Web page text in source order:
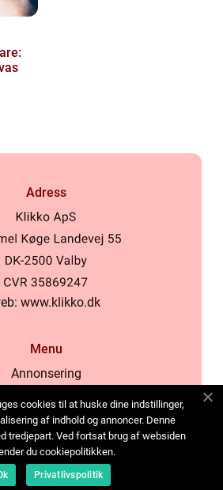
Adress
www.klikko.dk
Menu
Annonsering
Cookies
Kontakta oss
Sitemap
cookies til at huske dine indstillinger,
af indhold og annoncer. Denne
tredjepart. Ved fortsat brug af websiden
du cookiepolitikken.
Privatlivspolitik